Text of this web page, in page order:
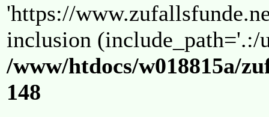
'https://
inclusion (include_path='.:/
/www/htdocs/w018815a/
148